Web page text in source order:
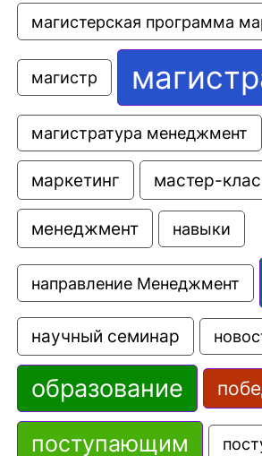
магистерская программа
магистр
магистратура менеджмент
маркетинг мастер-
менеджмент навыки
направление Менеджмент
научный семинар
образование
поступающим